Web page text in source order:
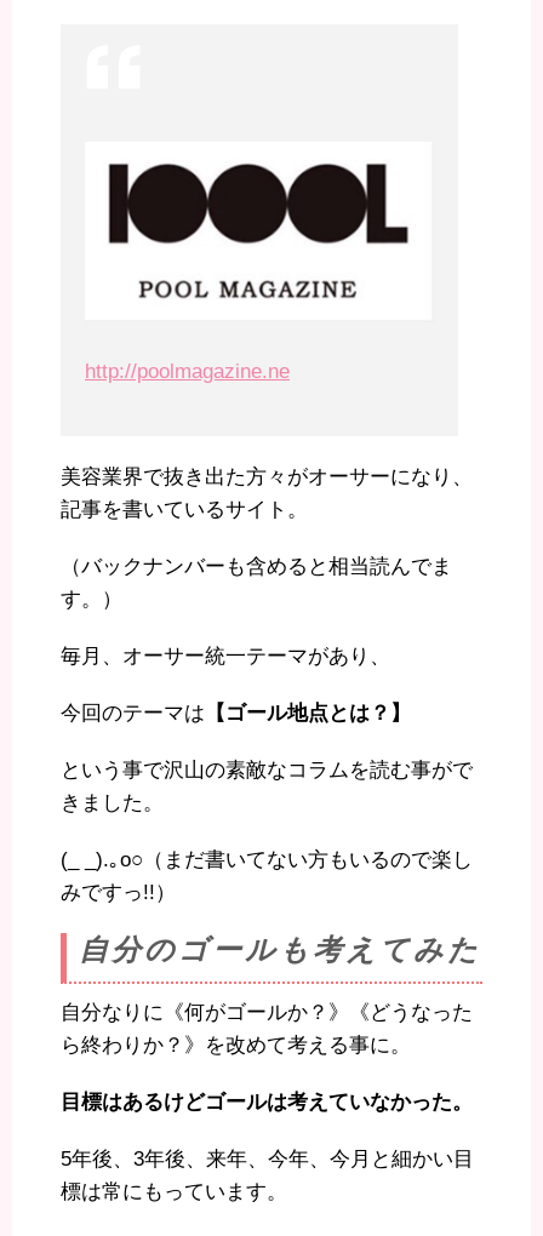
http://poolmagazine.ne
美容業界で抜き出た方々がオーサーになり、
記事を書いているサイト。
（バックナンバーも含めると相当読んでま
す。）
毎月、オーサー統一テーマがあり、
今回のテーマは 【ゴール地点とは？】
という事で沢山の素敵なコラムを読む事がで
きました。
(_ _).｡o○（まだ書いてない方もいるので楽し
みですっ!!）
自分のゴールも考えてみた
自分なりに《何がゴールか？》《どうなった
ら終わりか？》を改めて考える事に。
目標はあるけどゴールは考えていなかった。
5年後、3年後、来年、今年、今月と細かい目
標は常にもっています。